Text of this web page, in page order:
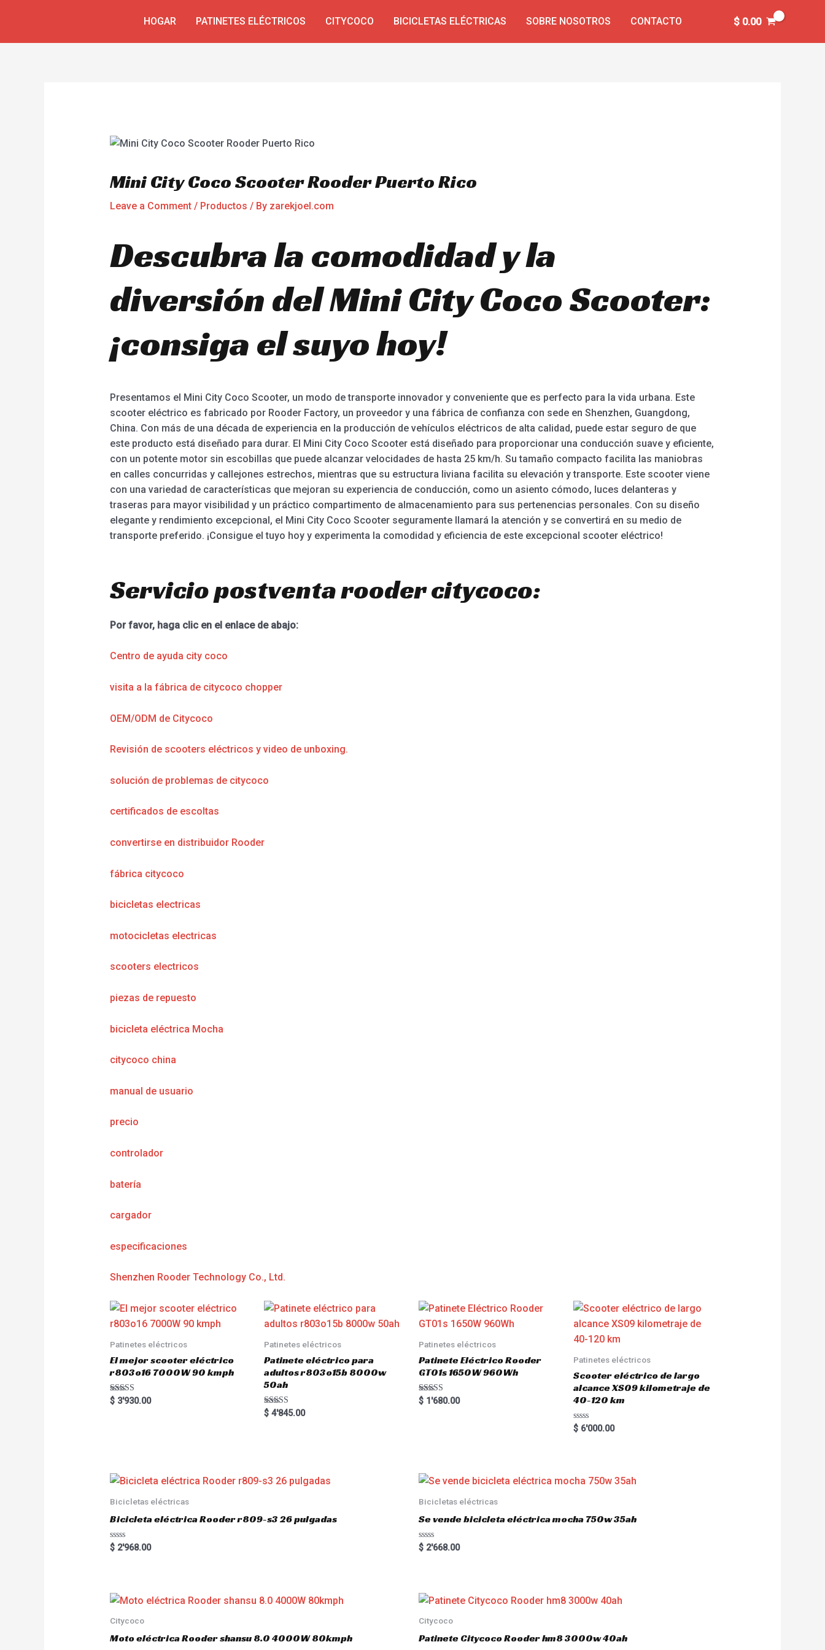
HOGAR PATINETES ELÉCTRICOS CITYCOCO BICICLETAS ELÉCTRICAS SOBRE NOSOTROS CONTACTO $0.00
Mini City Coco Scooter Rooder Puerto Rico
Leave a Comment / Productos / By zarekjoel.com
Descubra la comodidad y la
diversión del Mini City Coco Scooter:
¡consiga el suyo hoy!
Presentamos el Mini City Coco Scooter, un modo de transporte innovador y conveniente que es perfecto para la vida urbana. Este
scooter eléctrico es fabricado por Rooder Factory, un proveedor y una fábrica de confianza con sede en Shenzhen, Guangdong,
China. Con más de una década de experiencia en la producción de vehículos eléctricos de alta calidad, puede estar seguro de que
este producto está diseñado para durar. El Mini City Coco Scooter está diseñado para proporcionar una conducción suave y eficiente,
con un potente motor sin escobillas que puede alcanzar velocidades de hasta 25 km/h. Su tamaño compacto facilita las maniobras
en calles concurridas y callejones estrechos, mientras que su estructura liviana facilita su elevación y transporte. Este scooter viene
con una variedad de características que mejoran su experiencia de conducción, como un asiento cómodo, luces delanteras y
traseras para mayor visibilidad y un práctico compartimento de almacenamiento para sus pertenencias personales. Con su diseño
elegante y rendimiento excepcional, el Mini City Coco Scooter seguramente llamará la atención y se convertirá en su medio de
transporte preferido. ¡Consigue el tuyo hoy y experimenta la comodidad y eficiencia de este excepcional scooter eléctrico!
Servicio postventa rooder citycoco:
Por favor, haga clic en el enlace de abajo:
Centro de ayuda city coco
visita a la fábrica de citycoco chopper
OEM/ODM de Citycoco
Revisión de scooters eléctricos y video de unboxing.
solución de problemas de citycoco
certificados de escoltas
convertirse en distribuidor Rooder
fábrica citycoco
bicicletas electricas
motocicletas electricas
scooters electricos
piezas de repuesto
bicicleta eléctrica Mocha
citycoco china
manual de usuario
precio
controlador
batería
cargador
especificaciones
Shenzhen Rooder Technology Co., Ltd.
Patinetes eléctricos
El mejor scooter eléctrico
r803o16 7000W 90 kmph
Rated
5.00
$3'930.00
Patinetes eléctricos
Patinete eléctrico para
adultos r803o15b 8000w
50ah
Rated
5.00
$ 4'845.00
Patinetes eléctricos
Patinete Eléctrico Rooder
GT01s 1650W 960Wh
Rated
5.00
$ 1'680.00
Patinetes eléctricos
Scooter eléctrico de largo
alcance XS09 kilometraje de
40-120 km
R
a
o
u
5
$6'000.00
Bicicletas eléctricas
Bicicleta eléctrica Rooder r809-s3 26 pulgadas
R
a
o
u
o
f
5
$2'968.00
Bicicletas eléctricas
Se vende bicicleta eléctrica mocha 750w 35ah
R
a
o
u
o
f
5
$ 2'668.00
Citycoco
Moto eléctrica Rooder shansu 8.0 4000W 80kmph
Citycoco
Patinete Citycoco Rooder hm8 3000w 40ah